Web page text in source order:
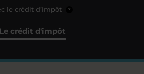
le crédit d’impôt ?
Le crédit d'impôt